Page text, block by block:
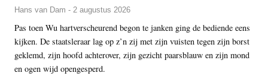
Hans van Dam - 2 augustus 2026
Pas toen Wu hartverscheurend begon te janken ging de bediende eens
kijken. De staatsleraar lag op z’n zij met zijn vuisten tegen zijn borst
geklemd, zijn hoofd achterover, zijn gezicht paarsblauw en zijn mond
en ogen wijd opengesperd.